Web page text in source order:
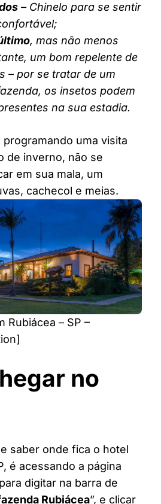
– Chinelo para se sentir
, mas não menos
um bom repelente de
– por se tratar de um
os insetos podem
na sua estadia.
uma visita
de inverno, não se
em sua mala, um
cachecol e meias.
Rubiácea – SP –
no
saber onde fica o hotel
é acessando a página
digitar na barra de
Rubiácea”, e clicar